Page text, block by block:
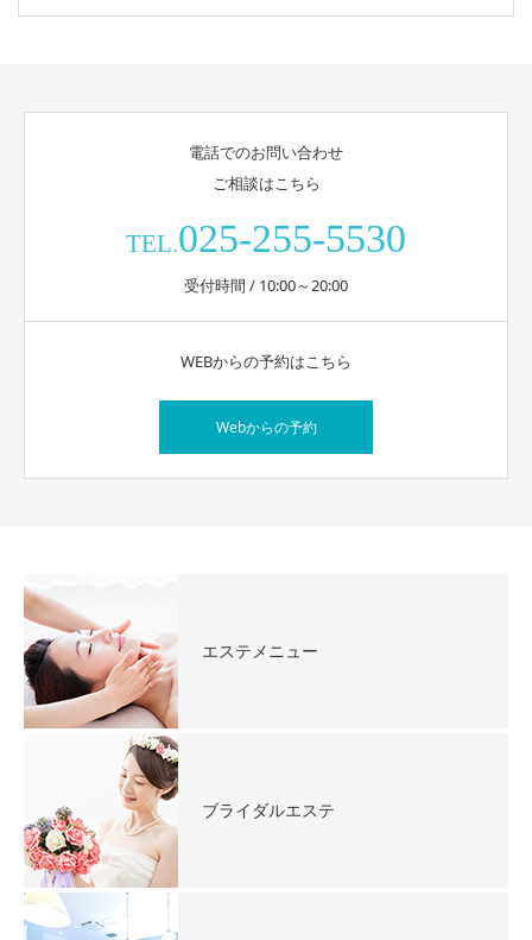
電話でのお問い合わせ
ご相談はこちら
TEL.025-255-5530
受付時間 / 10:00～20:00
WEBからの予約はこちら
Webからの予約
エステメニュー
ブライダルエステ